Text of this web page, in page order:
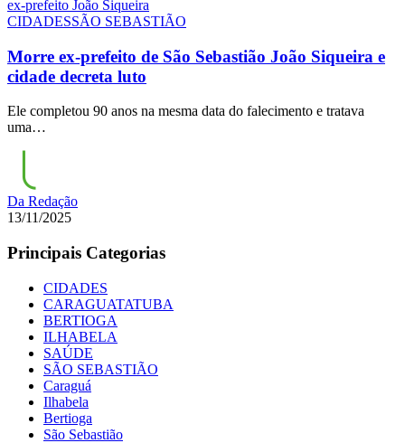
CIDADESSÃO SEBASTIÃO
Morre ex-prefeito de São Sebastião João Siqueira e
cidade decreta luto
Ele completou 90 anos na mesma data do falecimento e tratava
uma…
Da Redação
13/11/2025
Principais Categorias
CIDADES
CARAGUATATUBA
BERTIOGA
ILHABELA
SAÚDE
SÃO SEBASTIÃO
Caraguá
Ilhabela
Bertioga
São Sebastião